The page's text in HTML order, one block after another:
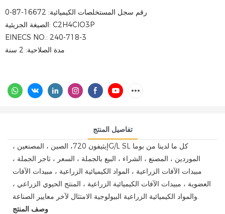
رقم سجل المستخلصات الكيميائية: 16672-87-0
الصيغة الجزيئية: C2H4ClO3P
EINECS NO.: 240-718-3
مدة الصلاحية: 2 سنة
تفاصيل المنتج
كل ما لدينا من بوما إيثيفون 720G/L SL
، الصين ، المصنعين ،
الموردين ، المصنع ، الشراء ، البيع بالجملة ، السعر ، تاجر الجملة ،
مبيدات الآفات الزراعية ، المواد الكيميائية الزراعية ، مبيدات الآفات
العضوية ، مبيدات الآفات الكيميائية الزراعية ، المنتج الحيوي الزراعي ،
والمواد الكيميائية الزراعية البيولوجية الامتثال لآخر معايير الصناعة.
وصف المنتج